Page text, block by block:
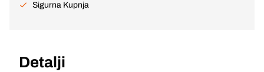
Sigurna Kupnja
Detalji